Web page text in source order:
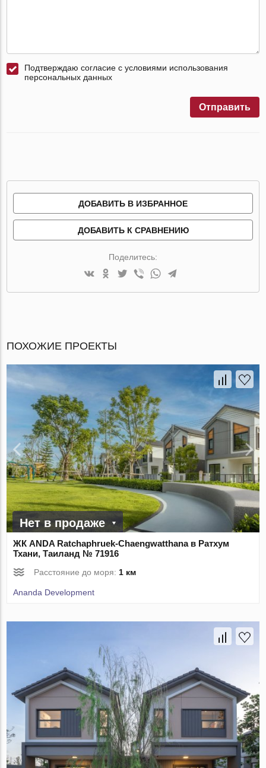
Подтверждаю согласие с условиями использования
персональных данных
Отправить
ДОБАВИТЬ В ИЗБРАННОЕ
ДОБАВИТЬ К СРАВНЕНИЮ
Поделитесь:
ПОХОЖИЕ ПРОЕКТЫ
Нет в продаже
ЖК ANDA Ratchaphruek-Chaengwatthana в Ратхум
Тхани, Таиланд № 71916
Расстояние до моря:1 км
Ananda Development